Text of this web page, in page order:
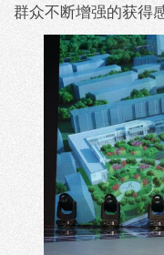
群众不断增强的获得